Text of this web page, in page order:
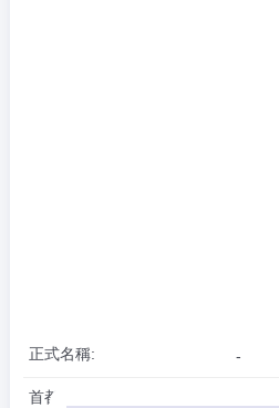
正式名稱: -
首都: